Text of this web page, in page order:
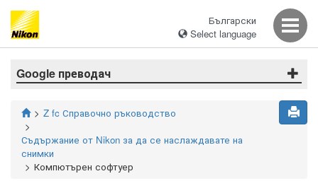
Български
Select language
Google преводач
Z fc Справочно ръководство
Съдържание от Nikon за да се наслаждавате на
снимки
Компютърен софтуер